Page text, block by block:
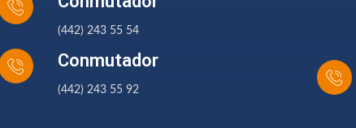
(442) 243 55 54
Conmutador
(442) 243 55 92